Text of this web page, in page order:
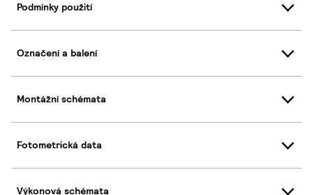
Podmínky použití
Označení a balení
Montážní schémata
Fotometrická data
Výkonová schémata